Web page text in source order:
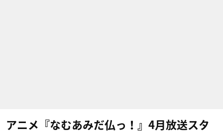
アニメ『なむあみだ仏っ！』4月放送スタ